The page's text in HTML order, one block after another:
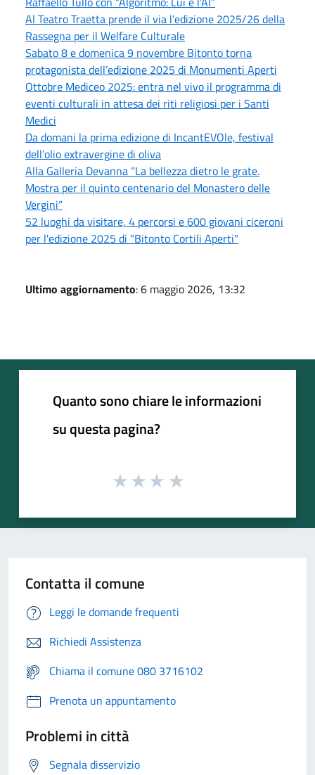
Al Teatro Traetta prende il via l’edizione 2025/26 della
Rassegna per il Welfare Culturale
Sabato 8 e domenica 9 novembre Bitonto torna
protagonista dell’edizione 2025 di Monumenti Aperti
Ottobre Mediceo 2025: entra nel vivo il programma di
eventi culturali in attesa dei riti religiosi per i Santi
Medici
Da domani la prima edizione di IncantEVOle, festival
dell’olio extravergine di oliva
Alla Galleria Devanna “La bellezza dietro le grate.
Mostra per il quinto centenario del Monastero delle
Vergini”
52 luoghi da visitare, 4 percorsi e 600 giovani ciceroni
per l'edizione 2025 di "Bitonto Cortili Aperti"
Ultimo aggiornamento: 6 maggio 2026, 13:32
Quanto sono chiare le informazioni
su questa pagina?
Contatta il comune
Leggi le domande frequenti
Richiedi Assistenza
Chiama il comune 080 3716102
Prenota un appuntamento
Problemi in città
Segnala disservizio